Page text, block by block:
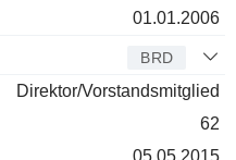
01.01.2006
BRD
Direktor/Vorstandsmitglied
62
05.05.2015